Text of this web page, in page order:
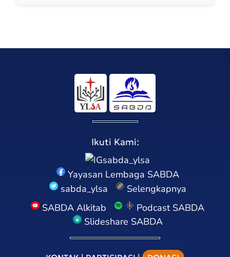
Ikuti Kami:
sabda_ylsa
Yayasan Lembaga SABDA
sabda_ylsa
Selengkapnya
SABDA Alkitab
Podcast SABDA
Slideshare SABDA